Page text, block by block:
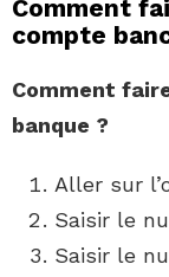
Comment
compte
Comment
banque ?
Aller sur
Saisir le
Saisir le